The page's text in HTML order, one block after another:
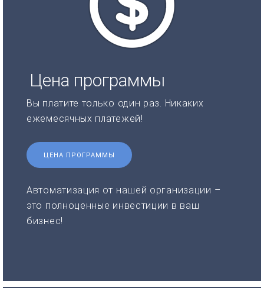
Цена программы
Вы платите только один раз. Никаких
ежемесячных платежей!
ЦЕНА ПРОГРАММЫ
Автоматизация от нашей организации –
это полноценные инвестиции в ваш
бизнес!